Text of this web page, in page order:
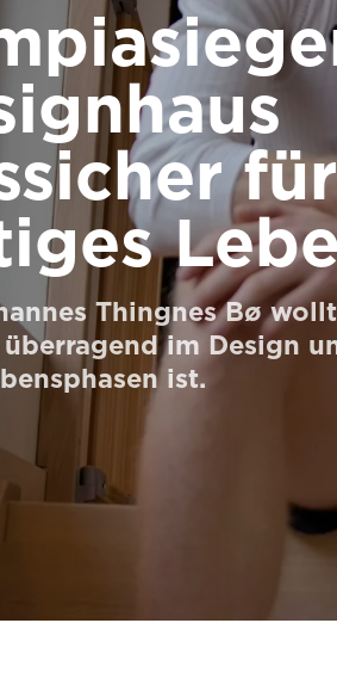
Thingnes Bø
im Design
ist.